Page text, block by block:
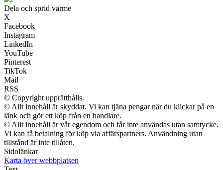
Dela och sprid värme
X
Facebook
Instagram
LinkedIn
YouTube
Pinterest
TikTok
Mail
RSS
© Copyright upprätthålls.
© Allt innehåll är skyddat. Vi kan tjäna pengar när du klickar på en
länk och gör ett köp från en handlare.
© Allt innehåll är vår egendom och får inte användas utan samtycke.
Vi kan få betalning för köp via affärspartners. Användning utan
tillstånd är inte tillåten.
Sidolänkar
Karta över webbplatsen